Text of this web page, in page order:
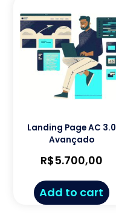
Landing Page AC 3.0
Avançado
R$5.700,00
Add to cart